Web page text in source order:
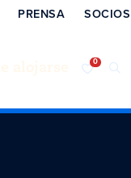
PRENSA SOCIOS